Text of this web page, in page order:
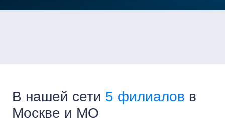
В нашей сети 5 филиалов в
Москве и МО